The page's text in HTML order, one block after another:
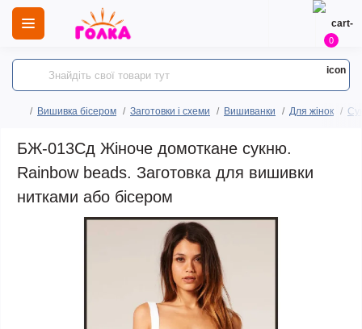
0
Вишивка бісером Заготовки і схеми Вишиванки Для жінок
БЖ-013Сд Жіноче домоткане сукню.
Rainbow beads. Заготовка для вишивки
нитками або бісером